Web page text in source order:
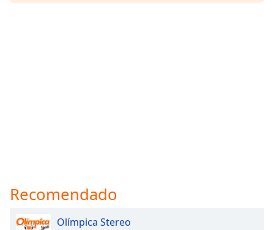
Recomendado
Olímpica Stereo